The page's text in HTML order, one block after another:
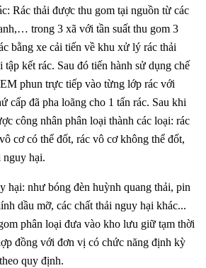
Rác thải được thu gom tại nguồn từ các
trong 3 xã với tần suất thu gom 3
bằng xe cải tiến về khu xử lý rác thải
tập kết rác. Sau đó tiến hành sử dụng chế
phun trực tiếp vào từng lớp rác với
cấp đã pha loãng cho 1 tấn rác. Sau khi
công nhân phân loại thành các loại: rác
cơ có thể đốt, rác vô cơ không thể đốt,
nguy hại.
hại: như bóng đèn huỳnh quang thải, pin
dầu mỡ, các chất thải nguy hại khác...
phân loại đưa vào kho lưu giữ tạm thời
đồng với đơn vị có chức năng định kỳ
quy định.